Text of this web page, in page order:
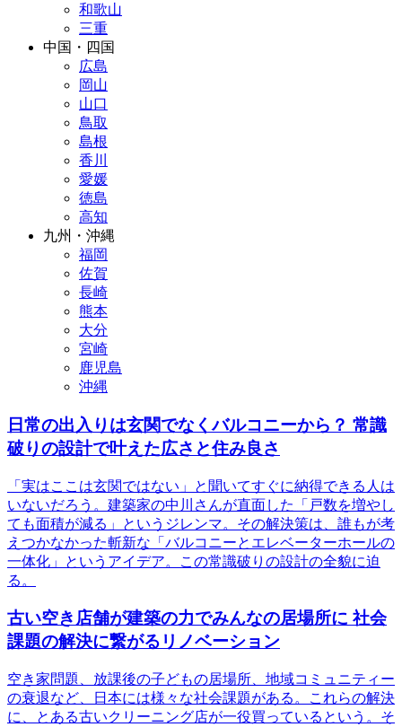
和歌山
三重
中国・四国
広島
岡山
山口
鳥取
島根
香川
愛媛
徳島
高知
九州・沖縄
福岡
佐賀
長崎
熊本
大分
宮崎
鹿児島
沖縄
日常の出入りは玄関でなくバルコニーから？ 常識
破りの設計で叶えた広さと住み良さ
「実はここは玄関ではない」と聞いてすぐに納得できる人は
いないだろう。建築家の中川さんが直面した「戸数を増やし
ても面積が減る」というジレンマ。その解決策は、誰もが考
えつかなかった斬新な「バルコニーとエレベーターホールの
一体化」というアイデア。この常識破りの設計の全貌に迫
る。
古い空き店舗が建築の力でみんなの居場所に 社会
課題の解決に繋がるリノベーション
空き家問題、放課後の子どもの居場所、地域コミュニティー
の衰退など、日本には様々な社会課題がある。これらの解決
に、とある古いクリーニング店が一役買っているという。そ